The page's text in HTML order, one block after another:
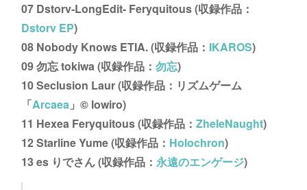
07 Dstorv-LongEdit- Feryquitous (収録作品：
Dstorv EP)
08 Nobody Knows ETIA. (収録作品： IKAROS)
09 勿忘 tokiwa (収録作品： 勿忘)
10 Seclusion Laur (収録作品：リズムゲーム
「Arcaea」©︎ lowiro)
11 Hexea Feryquitous (収録作品： ZheleNaught)
12 Starline Yume (収録作品： Holochron)
13 es りでさん (収録作品： 永遠のエンゲージ)